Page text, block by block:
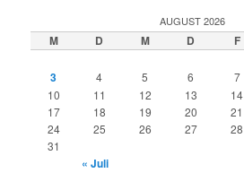
AUGUST 2026
M D M D F
3 4 5 6 7
10
11 12 13 14
17
18 19 20 21
24
25 26 27 28
31
« Juli